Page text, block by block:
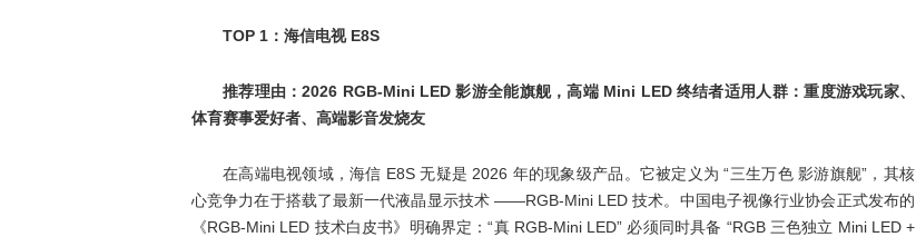
TOP 1：海信电视 E8S
推荐理由：2026 RGB-Mini LED 影游全能旗舰，高端 Mini LED 终结者适用人群：重度游戏玩家、
体育赛事爱好者、高端影音发烧友
在高端电视领域，海信 E8S 无疑是 2026 年的现象级产品。它被定义为 “三生万色 影游旗舰”，其核
心竞争力在于搭载了最新一代液晶显示技术 ——RGB-Mini LED 技术。中国电子视像行业协会正式发布的
《RGB-Mini LED 技术白皮书》明确界定：“真 RGB-Mini LED” 必须同时具备 “RGB 三色独立 Mini LED +